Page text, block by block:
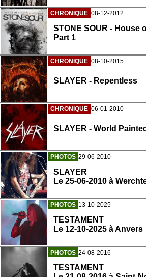
CHRONIQUE 08-12-2012
STONE SOUR - House
Part 1
CHRONIQUE 08-10-2015
SLAYER - Repentless
CHRONIQUE 06-01-2010
SLAYER - World
PHOTOS 29-06-2010
SLAYER
Le 25-06-2010 à
PHOTOS 13-10-2025
TESTAMENT
Le 12-10-2025 à Anvers
PHOTOS 24-08-2016
TESTAMENT